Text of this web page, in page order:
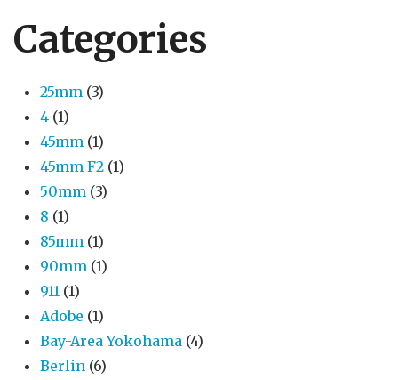
Categories
25mm (3)
4 (1)
45mm (1)
45mm F2 (1)
50mm (3)
8 (1)
85mm (1)
90mm (1)
911 (1)
Adobe (1)
Bay-Area Yokohama (4)
Berlin (6)